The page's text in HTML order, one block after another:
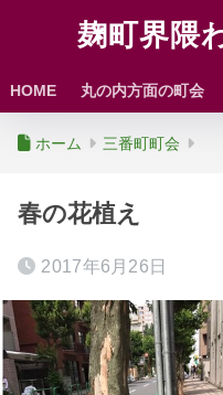
麹町界隈
HOME 丸の内方面の町会
ホーム 三番町町会
春の花植え
2017年6月26日